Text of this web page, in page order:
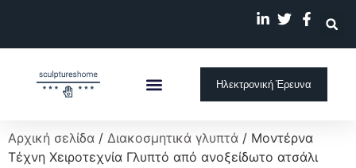
Ηλεκτρονική Έρευνα
Αρχική σελίδα / Διακοσμητικά γλυπτά / Μοντέρνα
Τέχνη Χειροτεχνία Γλυπτό από ανοξείδωτο ατσάλι